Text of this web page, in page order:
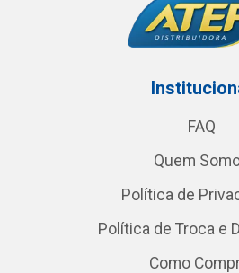
FAQ
Quem
Política de
Política de Troca e
Como